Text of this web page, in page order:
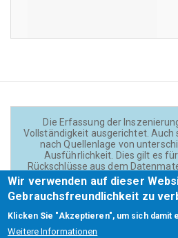
Die Erfassung der
Vollständigkeit ausgerichtet. Auch
nach Quellenlage von
Ausführlichkeit. Dies gilt es
Rückschlüsse aus dem
Daten und Texte auf der Website
angegeben - lizensiert unter
Wir verwenden auf dieser
Gebrauchsfreundlichkeit zu
Klicken Sie "Akzeptieren", um sich damit
Weitere Informationen